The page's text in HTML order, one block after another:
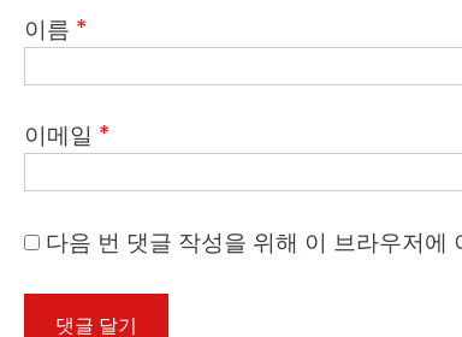
이름 *
이메일 *
다음 번 댓글 작성을 위해 이 브라우저에